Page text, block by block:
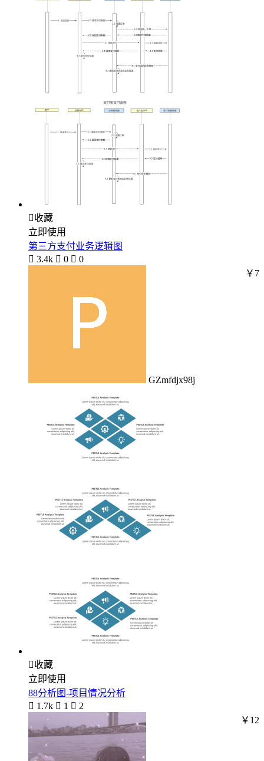
收藏
立即使用
第三方支付业务逻辑图
 3.4k  0  0
GZmfdjx98j
￥7
收藏
立即使用
88分析图-项目情况分析
 1.7k  1  2
￥12